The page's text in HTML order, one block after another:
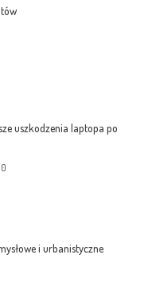
uszkodzenia laptopa po
0
i urbanistyczne